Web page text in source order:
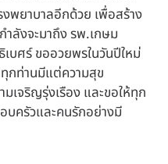
งพยาบาลอีกด้วย เพื่อสร้าง
ลังจะมาถึง รพ.เกษม
บศร์ ขออวยพรในวันปีใหม่
กท่านมีแต่ความสุข
เจริญรุ่งเรือง และขอให้ทุก
บครัวและคนรักอย่างมี